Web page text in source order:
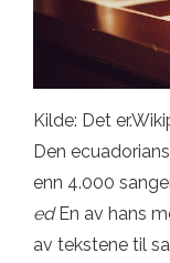
Kilde: Det
Den
enn 4.000
edEn av hans
av tekstene til